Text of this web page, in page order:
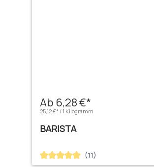
Ab 6,28 €*
25,12 €* / 1 Kilogramm
BARISTA
Durchschnittliche Bewertung von 5
(11)